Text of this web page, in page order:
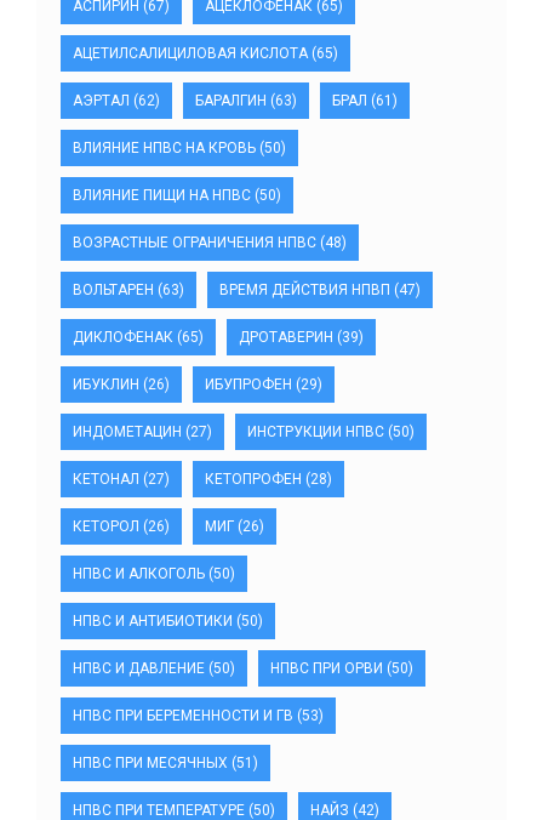
АСПИРИН (67) АЦЕКЛОФЕНАК (65)
АЦЕТИЛСАЛИЦИЛОВАЯ КИСЛОТА(65)
АЭРТАЛ (62) БАРАЛГИН (63) БРАЛ (61)
ВЛИЯНИЕ НПВС НА КРОВЬ (50)
ВЛИЯНИЕ ПИЩИ НА НПВС (50)
ВОЗРАСТНЫЕ ОГРАНИЧЕНИЯ НПВС (48)
ВОЛЬТАРЕН (63) ВРЕМЯ ДЕЙСТВИЯ НПВП (47)
ДИКЛОФЕНАК (65) ДРОТАВЕРИН (39)
ИБУКЛИН (26) ИБУПРОФЕН (29)
ИНДОМЕТАЦИН (27) ИНСТРУКЦИИ НПВС (50)
КЕТОНАЛ (27) КЕТОПРОФЕН (28)
КЕТОРОЛ (26) МИГ (26)
НПВС И АЛКОГОЛЬ (50)
НПВС И АНТИБИОТИКИ (50)
НПВС И ДАВЛЕНИЕ (50) НПВС ПРИ ОРВИ (50)
НПВС ПРИ БЕРЕМЕННОСТИ И ГВ (53)
НПВС ПРИ МЕСЯЧНЫХ (51)
НПВС ПРИ ТЕМПЕРАТУРЕ (50) НАЙЗ (42)